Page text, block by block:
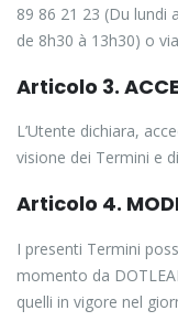
89 86 21 23 (Du lundi
de 8h30 à 13h30) o
Articolo 3.
L’Utente dichiara,
visione dei Termini e
Articolo 4.
I presenti Termini
momento da
quelli in vigore nel